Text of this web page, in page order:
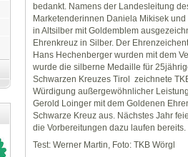
bedankt. Namens der Landesleitung
Marketenderinnen Daniela Mikisek
in Altsilber mit Goldemblem
Ehrenkreuz in Silber. Der
Hans Hechenberger wurden mit dem
wurde die silberne Medaille für
Schwarzen Kreuzes Tirol zeichnete
Würdigung außergewöhnlicher
Gerold Loinger mit dem Goldenen
Schwarze Kreuz aus. Nächstes Jahr
die Vorbereitungen dazu laufen bereits.
Test: Werner Martin, Foto: TKB Wörgl